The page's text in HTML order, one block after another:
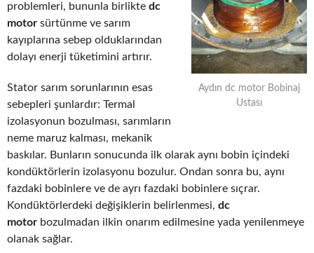
Aydın dc motor Bobinaj
Ustası
problemleri, bununla birlikte dc
motor sürtünme ve sarım
kayıplarına sebep olduklarından
dolayı enerji tüketimini artırır.
Stator sarım sorunlarının esas
sebepleri şunlardır: Termal
izolasyonun bozulması, sarımların
neme maruz kalması, mekanik
baskılar. Bunların sonucunda ilk olarak aynı bobin içindeki
kondüktörlerin izolasyonu bozulur. Ondan sonra bu, aynı
fazdaki bobinlere ve de ayrı fazdaki bobinlere sıçrar.
Kondüktörlerdeki değişiklerin belirlenmesi, dc
motor bozulmadan ilkin onarım edilmesine yada yenilenmeye
olanak sağlar.